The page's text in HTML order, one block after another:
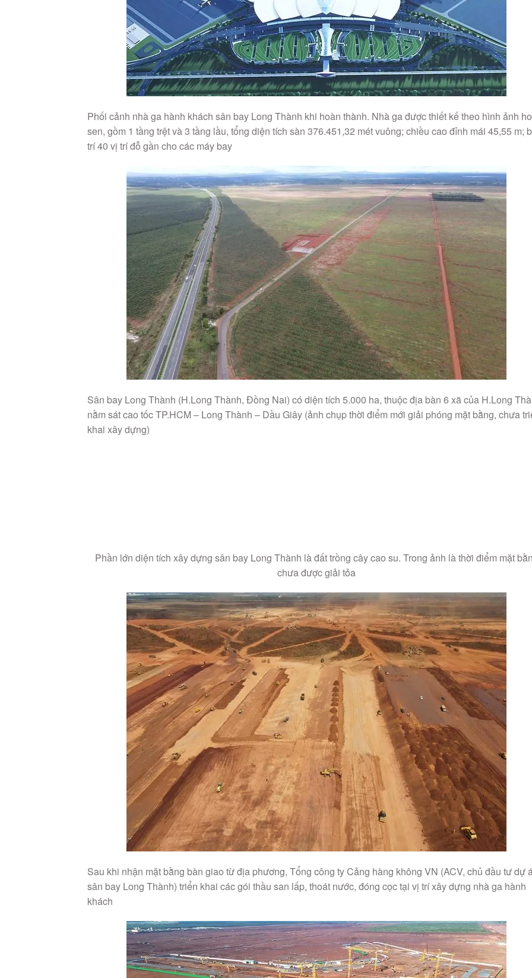
Phối cảnh nhà ga hành khách sân bay Long Thành khi hoàn thành. Nhà ga được thiết kế theo hình ảnh
sen, gồm 1 tầng trệt và 3 tầng lầu, tổng diện tích sàn 376.451,32 mét vuông; chiều cao đỉnh mái 45,55 m;
trí 40 vị trí đỗ gần cho các máy bay
Sân bay Long Thành (H.Long Thành, Đồng Nai) có diện tích 5.000 ha, thuộc địa bàn 6 xã của H.Long
nằm sát cao tốc TP.HCM – Long Thành – Dầu Giây (ảnh chụp thời điểm mới giải phóng mặt bằng, chưa
khai xây dựng)
Phần lớn diện tích xây dựng sân bay Long Thành là đất trồng cây cao su. Trong ảnh là thời điểm mặt
chưa được giải tỏa